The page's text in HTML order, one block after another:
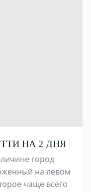
НА 2 ДНЯ
город
на левом
чаще всего